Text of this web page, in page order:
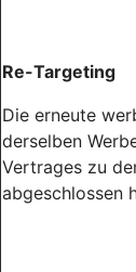
Re-Targeting
Die erneute
derselben
Vertrages zu
abgeschlossen